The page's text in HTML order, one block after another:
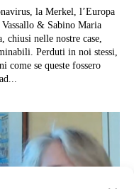
la Merkel, l’Europa
& Sabino Maria
Perduti in noi stessi,
come se queste fossero